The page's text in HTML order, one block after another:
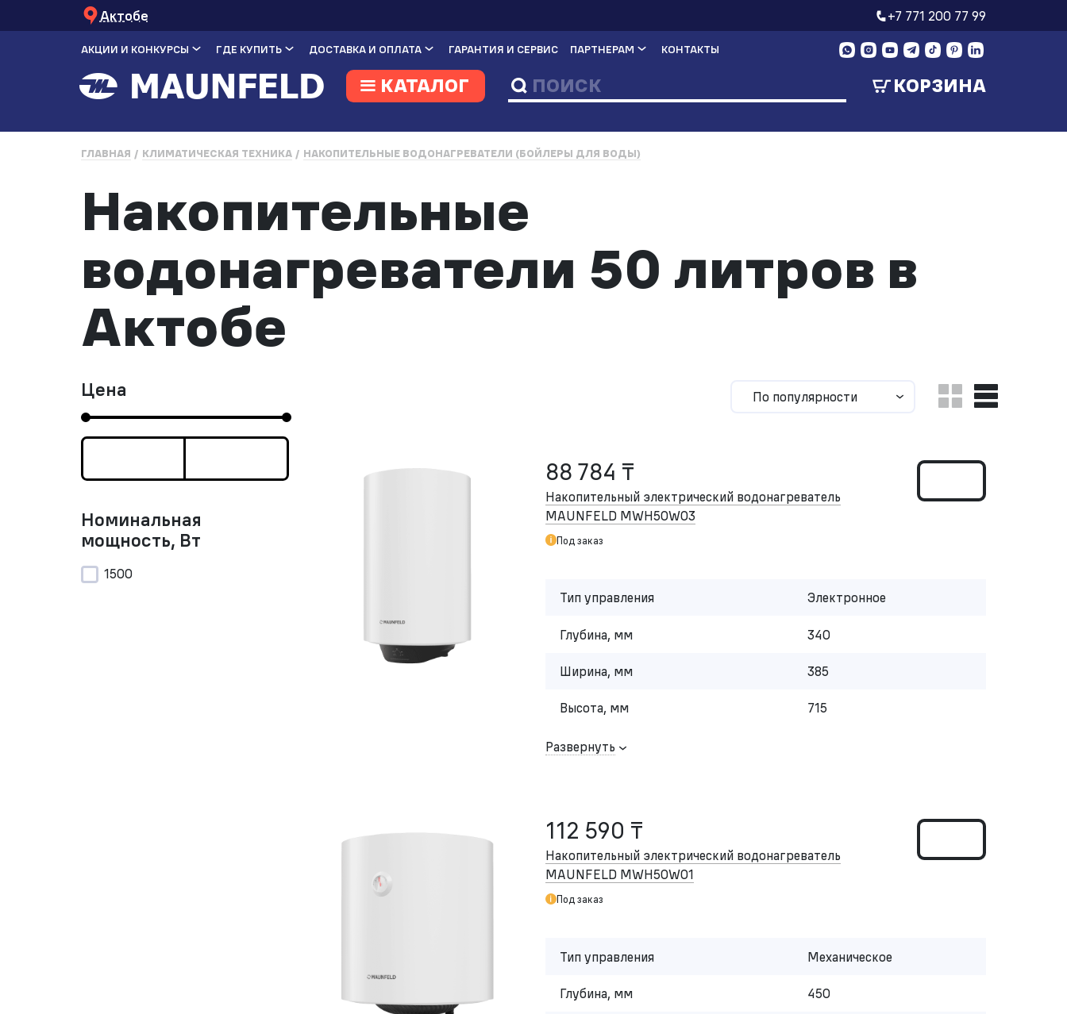
Актобе +7 771 200 77 99
АКЦИИ И КОНКУРСЫ ГДЕ КУПИТЬ ДОСТАВКА И ОПЛАТА ГАРАНТИЯ И СЕРВИС ПАРТНЕРАМ КОНТАКТЫ
КАТАЛОГ КОРЗИНА
ГЛАВНАЯ КЛИМАТИЧЕСКАЯ ТЕХНИКА НАКОПИТЕЛЬНЫЕ ВОДОНАГРЕВАТЕЛИ (БОЙЛЕРЫ ДЛЯ ВОДЫ)
Накопительные
водонагреватели 50 литров в
Актобе
Цена
Номинальная
мощность, Вт
1500
По популярности
88 784 ₸
Накопительный электрический водонагреватель
MAUNFELD MWH50W03
Под заказ
Тип управления Электронное
Глубина, мм 340
Ширина, мм 385
Высота, мм 715
Развернуть
112 590 ₸
Накопительный электрический водонагреватель
MAUNFELD MWH50W01
Под заказ
Тип управления Механическое
Глубина, мм 450